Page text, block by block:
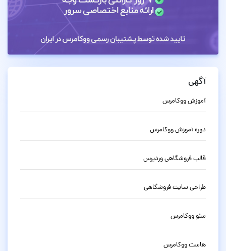
آگهی
آموزش ووکامرس
دوره آموزش ووکامرس
قالب فروشگاهی وردپرس
طراحی سایت فروشگاهی
سئو ووکامرس
هاست ووکامرس